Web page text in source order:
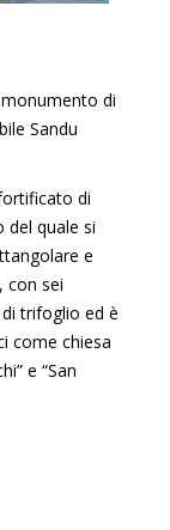
di
Sandu
di
del quale si
e
con sei
trifoglio ed è
come chiesa
e “San